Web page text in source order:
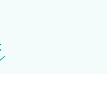
．泌尿器科領域，特に泌尿器
できる限り最新の情報を提
訂を重ねています．
場に常備していただき，診